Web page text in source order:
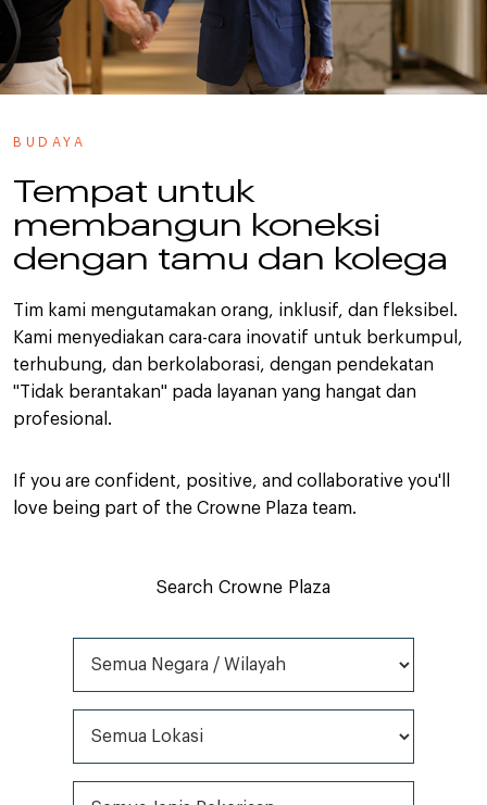
BUDAYA
Tempat untuk
membangun koneksi
dengan tamu dan kolega
Tim kami mengutamakan orang, inklusif, dan fleksibel.
Kami menyediakan cara-cara inovatif untuk berkumpul,
terhubung, dan berkolaborasi, dengan pendekatan
"Tidak berantakan" pada layanan yang hangat dan
profesional.
If you are confident, positive, and collaborative you'll
love being part of the Crowne Plaza team.
Search Crowne Plaza
Semua Negara / Wilayah